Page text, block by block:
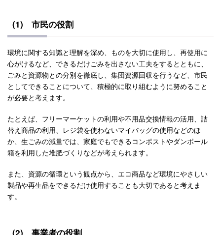
(1) 市民の役割
環境に関する知識と理解を深め、ものを大切に使用し、再使用に
心がけるなど、できるだけごみを出さない工夫をするとともに、
ごみと資源物との分別を徹底し、集団資源回収を行うなど、市民
としてできることについて、積極的に取り組むように努めること
が必要と考えます。
たとえば、フリーマーケットの利用や不用品交換情報の活用、詰
替え商品の利用、レジ袋を使わないマイバッグの使用などのほ
か、生ごみの減量では、家庭でもできるコンポストやダンボール
箱を利用した堆肥づくりなどが考えられます。
また、資源の循環という観点から、エコ商品など環境にやさしい
製品や再生品をできるだけ使用することも大切であると考えま
す。
(2) 事業者の役割